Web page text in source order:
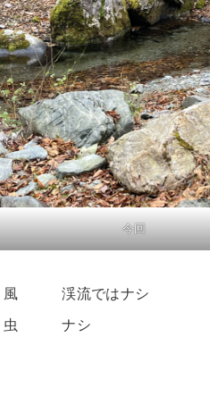
今回
風 渓流ではナシ
虫 ナシ